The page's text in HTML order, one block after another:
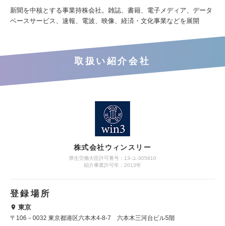
新聞を中核とする事業持株会社。雑誌、書籍、電子メディア、データ
ベースサービス、速報、電波、映像、経済・文化事業などを展開
取扱い紹介会社
株式会社ウィンスリー
厚生労働大臣許可番号：13-ユ-305810
紹介事業許可年：2013年
登録場所
東京
〒106－0032 東京都港区六本木4-8-7 六本木三河台ビル5階